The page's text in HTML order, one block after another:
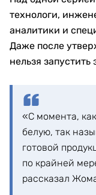
технологи,
аналитики и
Даже после
нельзя запустить
«С момента,
белую, так
готовой
по крайней
рассказал